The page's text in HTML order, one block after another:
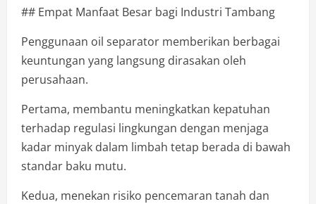
## Empat Manfaat Besar bagi Industri Tambang
Penggunaan oil separator memberikan berbagai
keuntungan yang langsung dirasakan oleh
perusahaan.
Pertama, membantu meningkatkan kepatuhan
terhadap regulasi lingkungan dengan menjaga
kadar minyak dalam limbah tetap berada di bawah
standar baku mutu.
Kedua, menekan risiko pencemaran tanah dan